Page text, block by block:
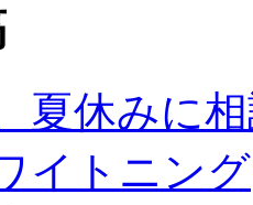
夏休みに
イトニング